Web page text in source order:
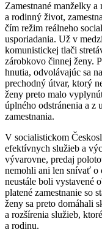
Zamestnané manželky
a rodinný život,
čím režim reálneho
usporiadania. Už v
komunistickej tlači
zárobkovo činnej ženy.
hnutia, odvolávajúc sa
prechodný útvar, ktorý
ženy preto malo
úplného odstránenia a z
zamestnania.
V socialistickom
efektívnych služieb a
vývarovne, predaj
nemohli ani len snívať o
neustále boli vystavené
platené zamestnanie so
ženy sa preto domáhali
a rozšírenia služieb,
a rodinu.